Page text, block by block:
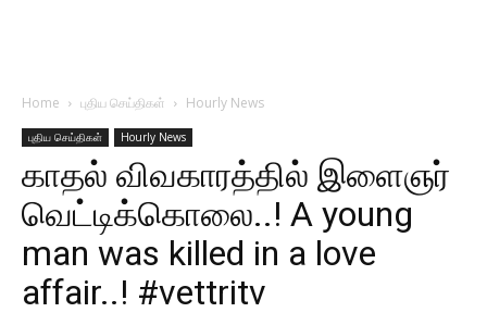
Home புதிய செய்திகள் Hourly News
புதிய செய்திகள் Hourly News
காதல் விவகாரத்தில் இளைஞர்
வெட்டிக்கொலை..! A young
man was killed in a love
affair..! #vettritv